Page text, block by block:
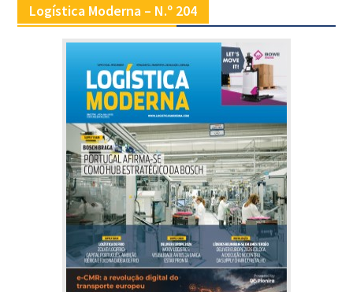
Logística Moderna – N.º 204